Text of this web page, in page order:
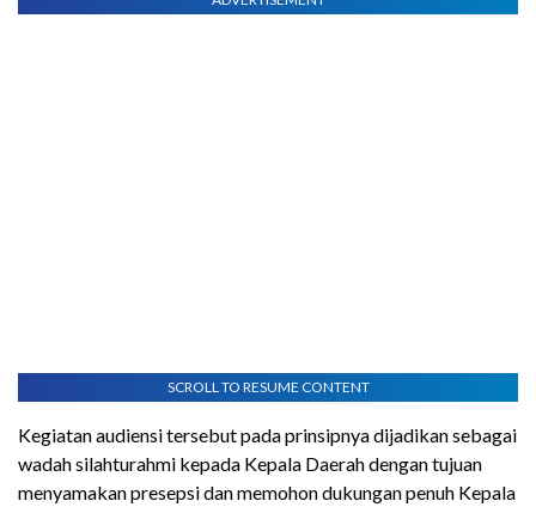
SCROLL TO RESUME CONTENT
Kegiatan audiensi tersebut pada prinsipnya dijadikan sebagai
wadah silahturahmi kepada Kepala Daerah dengan tujuan
menyamakan presepsi dan memohon dukungan penuh Kepala